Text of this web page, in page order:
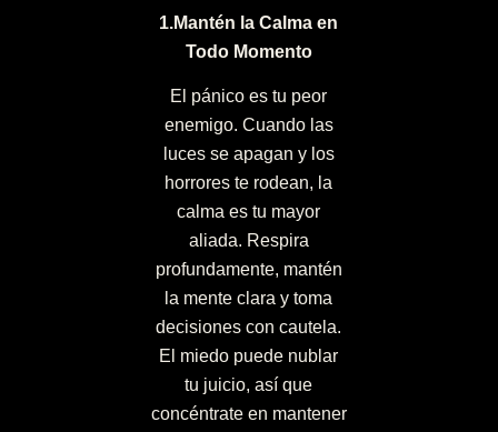
1.Mantén la Calma en
Todo Momento
El pánico es tu peor
enemigo. Cuando las
luces se apagan y los
horrores te rodean, la
calma es tu mayor
aliada. Respira
profundamente, mantén
la mente clara y toma
decisiones con cautela.
El miedo puede nublar
tu juicio, así que
concéntrate en mantener